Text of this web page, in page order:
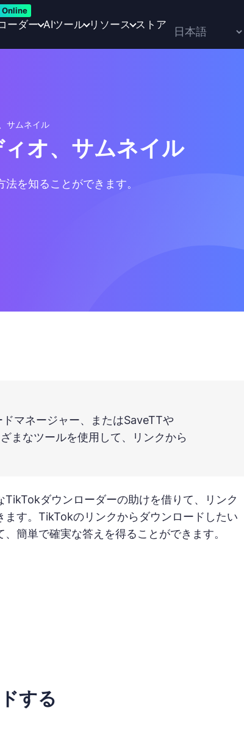
ーダー
Online
AIツール リソース ストア
サムネイル
オ、サムネイル
を知ることができます。
マネージャー、またはSaveTTや
まなツールを使用して、リンクから
ダウンローダーの助けを借りて、リンク
す。TikTokのリンクからダウンロードしたい
簡単で確実な答えを得ることができます。
する